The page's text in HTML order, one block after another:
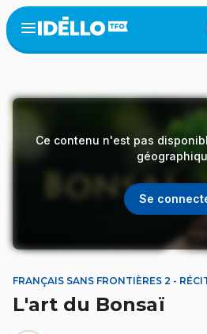
Aller
au
contenu
Open
menu
Ce contenu n'est pas
Se
FRANÇAIS SANS FRONTIÈRES 2 -
L'art du Bonsaï